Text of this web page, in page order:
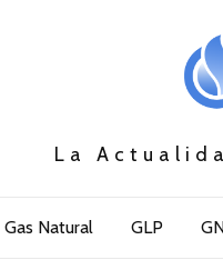
La
Gas Natural GLP